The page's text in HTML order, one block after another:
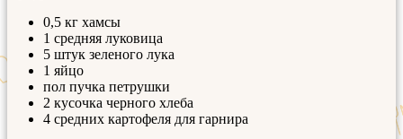
0,5 кг хамсы
1 средняя луковица
5 штук зеленого лука
1 яйцо
пол пучка петрушки
2 кусочка черного хлеба
4 средних картофеля для гарнира